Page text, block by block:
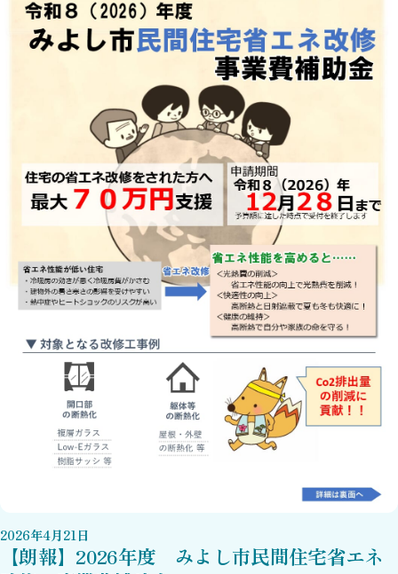
2026年4月21日
【朗報】2026年度 みよし市民間住宅省エネ